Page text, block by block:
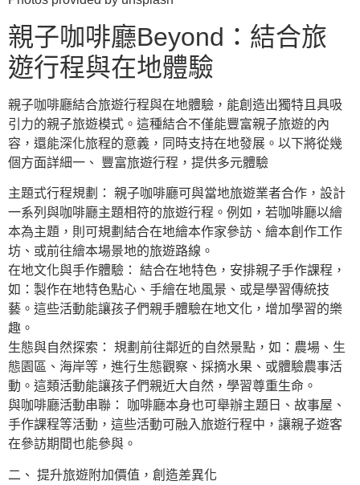
親子咖啡廳Beyond：結合旅
遊行程與在地體驗
親子咖啡廳結合旅遊行程與在地體驗，能創造出獨特且具吸
引力的親子旅遊模式。這種結合不僅能豐富親子旅遊的內
容，還能深化旅程的意義，同時支持在地發展。以下將從幾
個方面詳細一、 豐富旅遊行程，提供多元體驗
主題式行程規劃： 親子咖啡廳可與當地旅遊業者合作，設計
一系列與咖啡廳主題相符的旅遊行程。例如，若咖啡廳以繪
本為主題，則可規劃結合在地繪本作家參訪、繪本創作工作
坊、或前往繪本場景地的旅遊路線。
在地文化與手作體驗： 結合在地特色，安排親子手作課程，
如：製作在地特色點心、手繪在地風景、或是學習傳統技
藝。這些活動能讓孩子們親手體驗在地文化，增加學習的樂
趣。
生態與自然探索： 規劃前往鄰近的自然景點，如：農場、生
態園區、海岸等，進行生態觀察、採摘水果、或體驗農事活
動。這類活動能讓孩子們親近大自然，學習尊重生命。
與咖啡廳活動串聯： 咖啡廳本身也可舉辦主題日、故事屋、
手作課程等活動，這些活動可融入旅遊行程中，讓親子遊客
在參訪期間也能參與。
二、 提升旅遊附加價值，創造差異化